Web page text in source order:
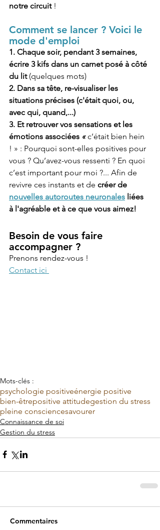
notre circuit !
Comment se lancer ? Voici le
mode d'emploi
1. Chaque soir, pendant 3 semaines,
écrire 3 kifs dans un carnet posé à côté
du lit (quelques mots)
2. Dans sa tête, re-visualiser les
situations précises (c'était quoi, ou,
avec qui, quand,...)
3. Et retrouver vos sensations et les
émotions associées « c’était bien hein
! » : Pourquoi sont-elles positives pour
vous ? Qu’avez-vous ressenti ? En quoi
c’est important pour moi ?... Afin de
revivre ces instants et de créer de
nouvelles autoroutes neuronales liées
à l'agréable et à ce que vous aimez!
Besoin de vous faire
accompagner ?
Prenons rendez-vous !
Contact ici
Mots-clés :
psychologie positiveénergie positive
bien-êtrepositive attitudegestion du stress
pleine consciencesavourer
Connaissance de soi
Gestion du stress
Commentaires